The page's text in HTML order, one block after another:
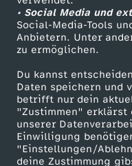
• Social Media und
Social-Media-Tools
Anbietern. Unter
zu ermöglichen.
Du kannst
Daten speichern und
betrifft nur dein
"Zustimmen" erklärst
unserer
Einwilligung
"Einstellungen/
deine Zustimmung
ZDF Unternehmen
Karriere
ZDF goes Schule
Werbefernsehen
Mainzelmännchen